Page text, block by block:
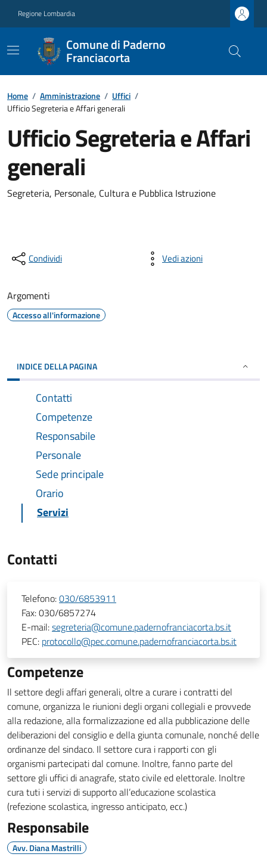
Regione Lombardia
Comune di Paderno
Franciacorta
Home / Amministrazione / Uffici /
Ufficio Segreteria e Affari generali
Ufficio Segreteria e Affari
generali
Segreteria, Personale, Cultura e Pubblica Istruzione
Condividi Vedi azioni
Argomenti
Accesso all'informazione
INDICE DELLA PAGINA
Contatti
Competenze
Responsabile
Personale
Sede principale
Orario
Servizi
Contatti
Telefono:030/6853911
Fax:030/6857274
E-mail:segreteria@comune.padernofranciacorta.bs.it
PEC: protocollo@pec.comune.padernofranciacorta.bs.it
Competenze
Il settore degli affari generali, oltre a curare i contratti del
comune, organizza le riunioni degli organi collegiali e provvede
alla redazione, alla formalizzazione ed alla pubblicazione delle
deliberazioni del consiglio e della giunta comunale, nonché delle
ordinanze del sindaco. Il settore cura i rapporti con gli
organismi partecipati dal comune. Inoltre, fanno parte del
settore gli uffici di anagrafe, stato civile ed elettorale. Inoltre
cura tuti i servizi di supporto all’educazione scolastica
(refezione scolastica, ingresso anticipato, ecc.)
Responsabile
Avv. Diana Mastrilli